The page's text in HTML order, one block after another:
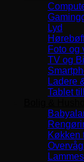
Lyd
Foto og
TV og
Ladere
Tablet
Køkken